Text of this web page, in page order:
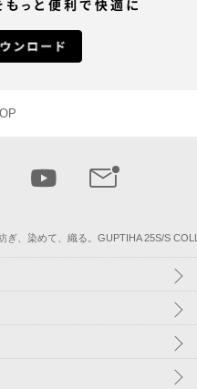
ぎ、染めて、織る。GUPTIHA 25S/S